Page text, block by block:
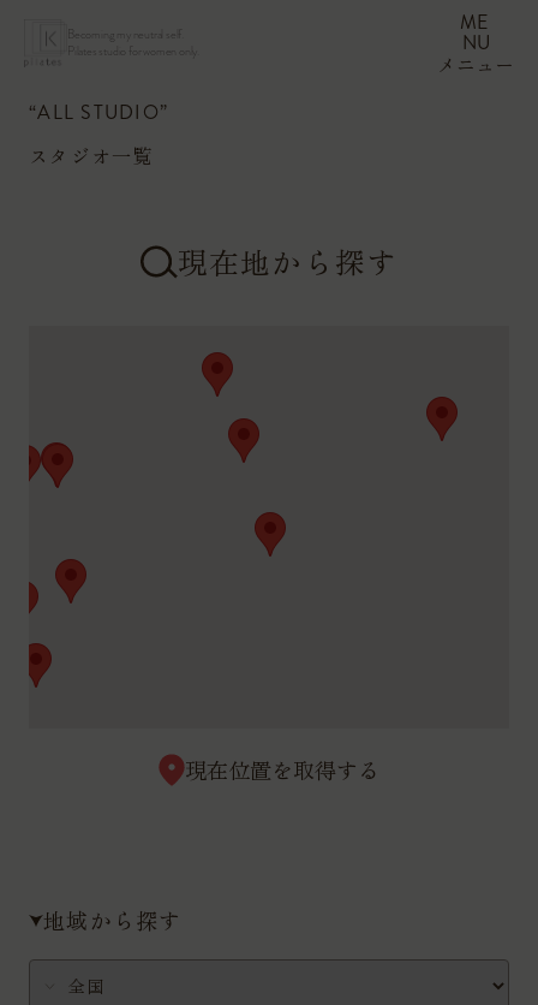
Becoming my neutral self.
Pilates studio for women only.
ME
NU
メニュー
“ALL STUDIO”
スタジオ一覧
現在地から探す
現在位置を取得する
地域から探す